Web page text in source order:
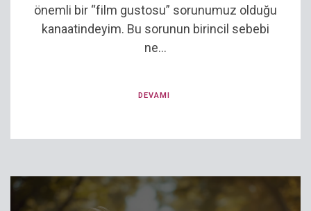
önemli bir “film gustosu” sorunumuz olduğu
kanaatindeyim. Bu sorunun birincil sebebi
ne...
DEVAMI